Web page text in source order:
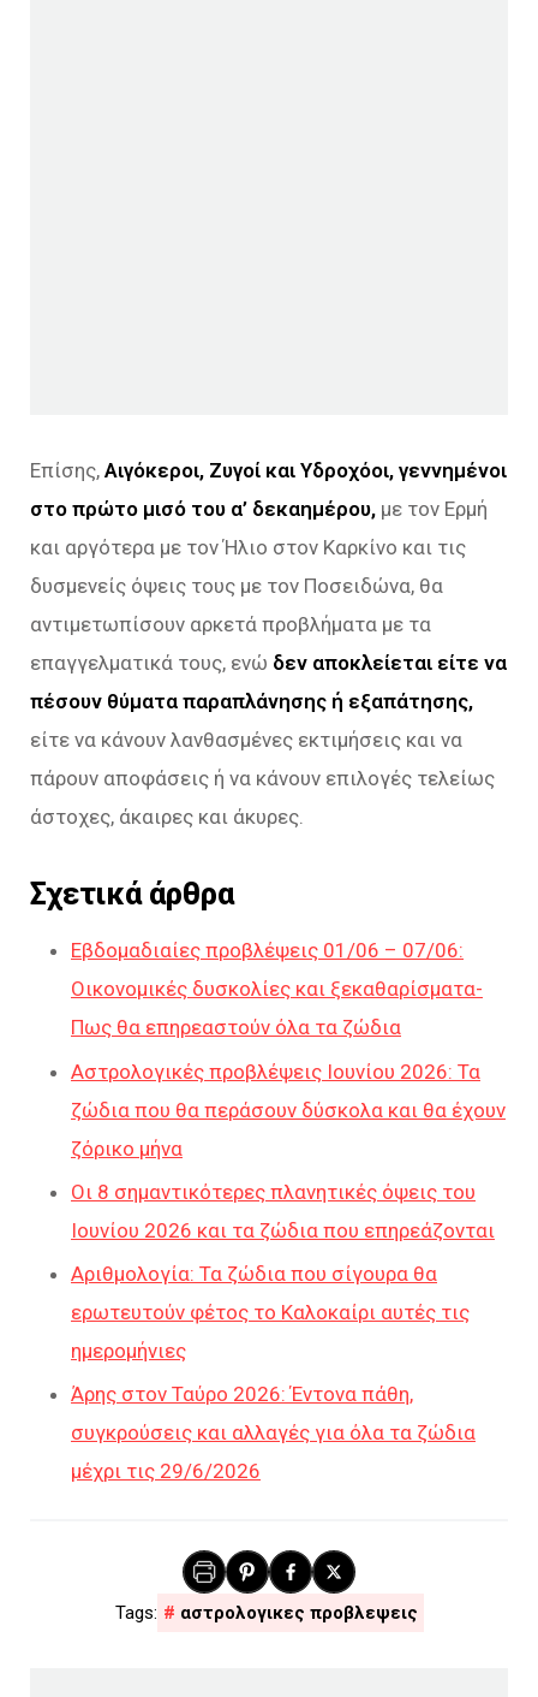
Επίσης, Αιγόκεροι, Ζυγοί και Υδροχόοι, γεννημένοι
στο πρώτο μισό του α’ δεκαημέρου, με τον Ερμή
και αργότερα με τον Ήλιο στον Καρκίνο και τις
δυσμενείς όψεις τους με τον Ποσειδώνα, θα
αντιμετωπίσουν αρκετά προβλήματα με τα
επαγγελματικά τους, ενώ δεν αποκλείεται είτε να
πέσουν θύματα παραπλάνησης ή εξαπάτησης,
είτε να κάνουν λανθασμένες εκτιμήσεις και να
πάρουν αποφάσεις ή να κάνουν επιλογές τελείως
άστοχες, άκαιρες και άκυρες.
Σχετικά άρθρα
Εβδομαδιαίες προβλέψεις 01/06 – 07/06:
Οικονομικές δυσκολίες και ξεκαθαρίσματα-
Πως θα επηρεαστούν όλα τα ζώδια
Αστρολογικές προβλέψεις Ιουνίου 2026: Τα
ζώδια που θα περάσουν δύσκολα και θα έχουν
ζόρικο μήνα
Οι 8 σημαντικότερες πλανητικές όψεις του
Ιουνίου 2026 και τα ζώδια που επηρεάζονται
Αριθμολογία: Τα ζώδια που σίγουρα θα
ερωτευτούν φέτος το Καλοκαίρι αυτές τις
ημερομήνιες
Άρης στον Ταύρο 2026: Έντονα πάθη,
συγκρούσεις και αλλαγές για όλα τα ζώδια
μέχρι τις 29/6/2026
αστρολογικες προβλεψεις